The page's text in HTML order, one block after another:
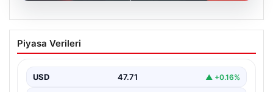
07.08.2026
Manchester United resmen duyurdu!
Altay Bayındır’ın yeni adresi belli oldu
Piyasa Verileri
USD 47.71 ▲ +0.16%